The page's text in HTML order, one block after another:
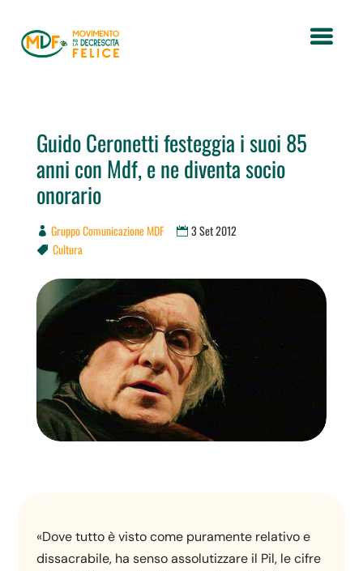
Guido Ceronetti festeggia i suoi 85
anni con Mdf, e ne diventa socio
onorario
Gruppo Comunicazione MDF 3 Set 2012
 Cultura
«Dove tutto è visto come puramente relativo e
dissacrabile, ha senso assolutizzare il Pil, le cifre